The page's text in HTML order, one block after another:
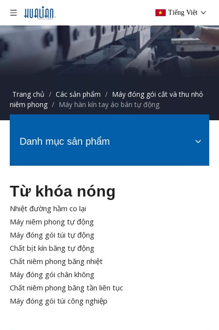
Tiếng Việt
Trang chủ / Các sản phẩm / Máy đóng gói cắt và thu nhỏ
niêm phong / Máy hàn kín tay áo bán tự động
Danh mục sản phẩm
Từ khóa nóng
Nhiệt đường hầm co lại
Máy niêm phong tự động
Máy đóng gói túi tự động
Chất bịt kín băng tự động
Chất niêm phong băng nhiệt
Máy đóng gói chân không
Chất niêm phong băng tần liên tục
Máy đóng gói túi công nghiệp